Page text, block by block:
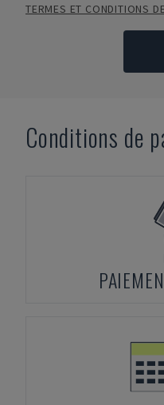
TERMES ET CONDITIONS
Conditions de